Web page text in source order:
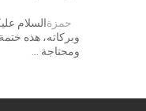
حمزةالسلام
وبركاته، هذه
ومحتاجة …